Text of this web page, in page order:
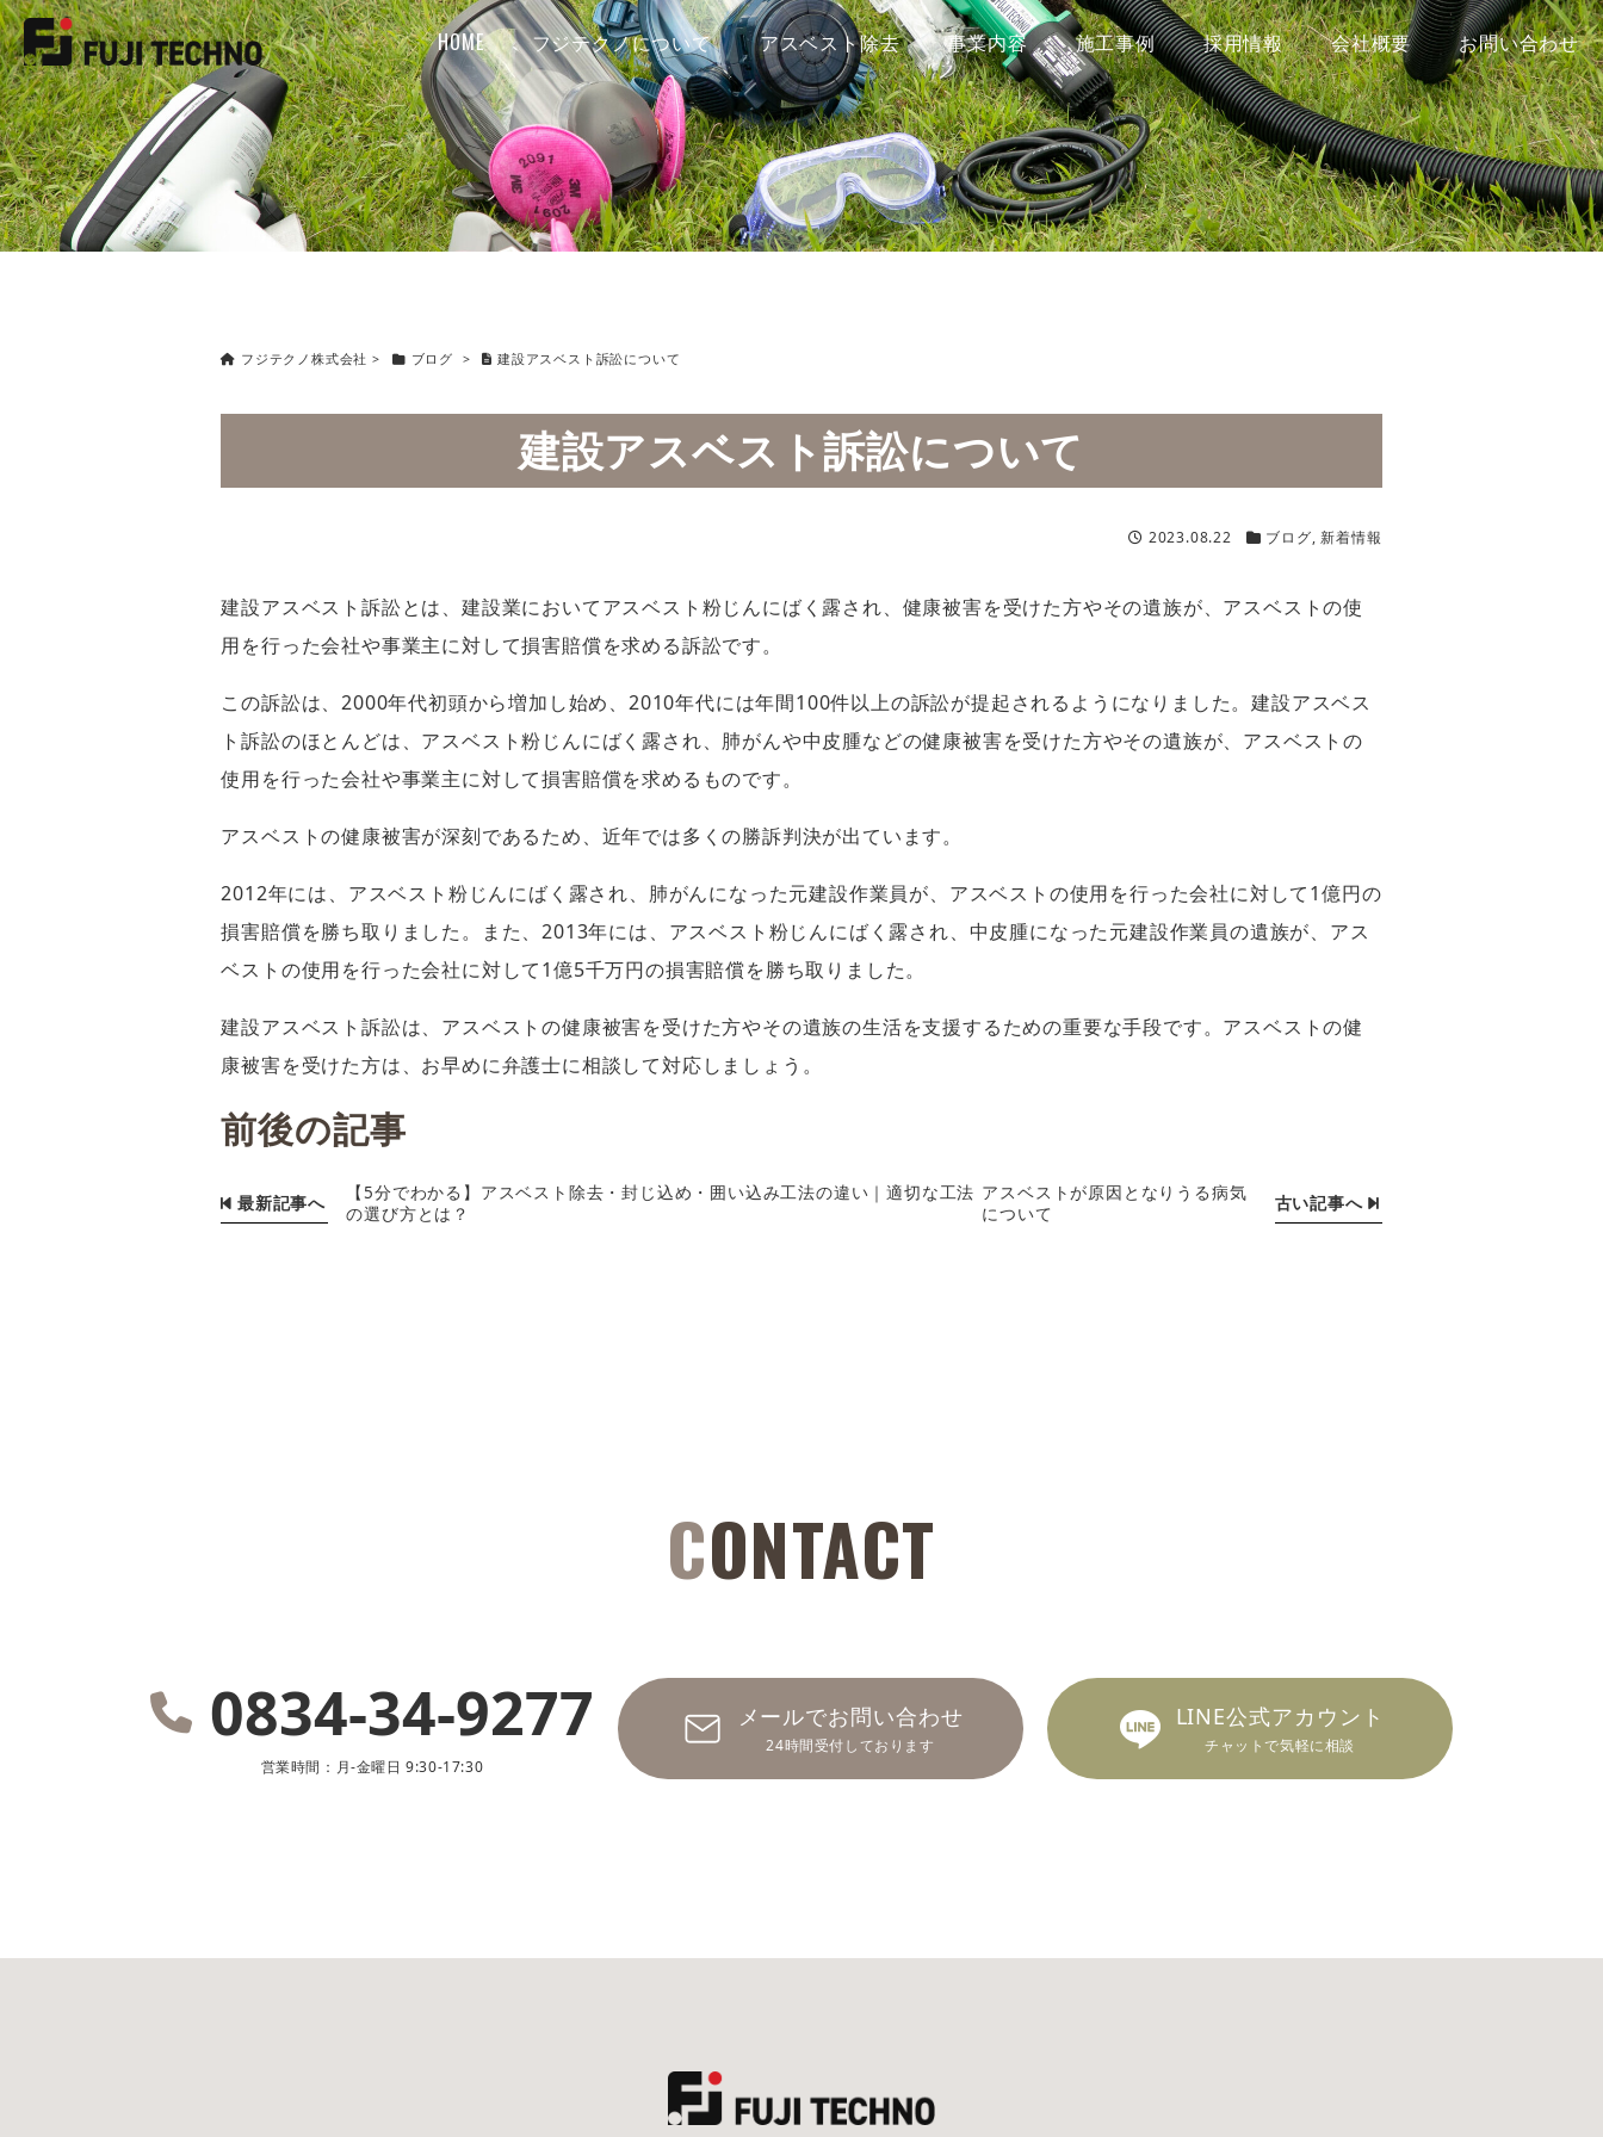
HOME フジテクノについて アスベスト除去 事業内容 施工事例 採用情報 会社概要 お問い合わせ
フジテクノ株式会社 > ブログ > 建設アスベスト訴訟について
建設アスベスト訴訟について
2023.08.22 ブログ,新着情報
建設アスベスト訴訟とは、建設業においてアスベスト粉じんにばく露され、健康被害を受けた方やその遺族が、アスベストの使
用を行った会社や事業主に対して損害賠償を求める訴訟です。
この訴訟は、2000年代初頭から増加し始め、2010年代には年間100件以上の訴訟が提起されるようになりました。建設アスベス
ト訴訟のほとんどは、アスベスト粉じんにばく露され、肺がんや中皮腫などの健康被害を受けた方やその遺族が、アスベストの
使用を行った会社や事業主に対して損害賠償を求めるものです。
アスベストの健康被害が深刻であるため、近年では多くの勝訴判決が出ています。
2012年には、アスベスト粉じんにばく露され、肺がんになった元建設作業員が、アスベストの使用を行った会社に対して1億円の
損害賠償を勝ち取りました。また、2013年には、アスベスト粉じんにばく露され、中皮腫になった元建設作業員の遺族が、アス
ベストの使用を行った会社に対して1億5千万円の損害賠償を勝ち取りました。
建設アスベスト訴訟は、アスベストの健康被害を受けた方やその遺族の生活を支援するための重要な手段です。アスベストの健
康被害を受けた方は、お早めに弁護士に相談して対応しましょう。
前後の記事
最新記事へ
【5分でわかる】アスベスト除去・封じ込め・囲い込み工法の違い｜適切な工法
の選び方とは？
古い記事へ
アスベストが原因となりうる病気
について
CONTACT
0834-34-9277
営業時間：月-金曜日 9:30-17:30
メールでお問い合わせ
24時間受付しております
LINE公式アカウント
チャットで気軽に相談